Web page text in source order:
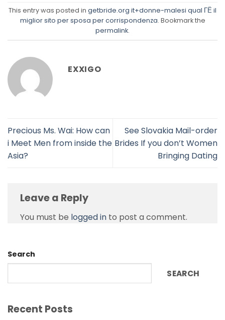
This entry was posted in getbride.org it+donne-malesi qual ГЁ il
miglior sito per sposa per corrispondenza. Bookmark the
permalink.
EXXIGO
Precious Ms. Wai: How can
i Meet Men from inside the
Asia?
See Slovakia Mail-order
Brides If you don’t Women
Bringing Dating
Leave a Reply
You must be logged in to post a comment.
Search
SEARCH
Recent Posts